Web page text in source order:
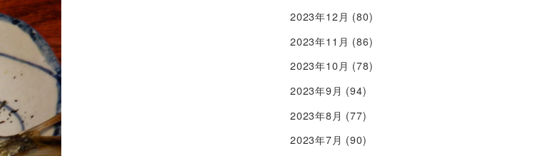
2023年12月 (80)
2023年11月 (86)
2023年10月 (78)
2023年9月 (94)
2023年8月 (77)
2023年7月 (90)